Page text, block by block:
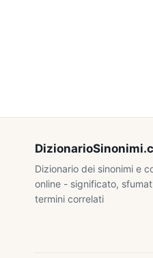
DizionarioSinonimi
Dizionario dei sinonimi e
online - significato,
termini correlati